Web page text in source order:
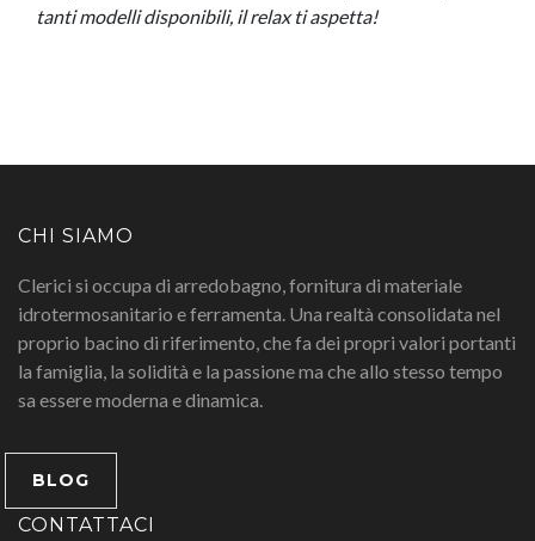
tanti modelli disponibili, il relax ti aspetta!
CHI SIAMO
Clerici si occupa di arredobagno, fornitura di materiale
idrotermosanitario e ferramenta. Una realtà consolidata nel
proprio bacino di riferimento, che fa dei propri valori portanti
la famiglia, la solidità e la passione ma che allo stesso tempo
sa essere moderna e dinamica.
BLOG
CONTATTACI